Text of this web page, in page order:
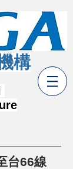
構
台66線